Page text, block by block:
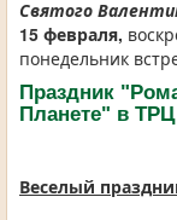
Святого
15 февраля,
понедельник
Праздник
Планете" в
Веселый